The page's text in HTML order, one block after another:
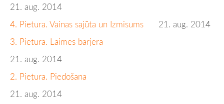
21. aug. 2014
4. Pietura. Vainas sajūta un Izmisums 21. aug. 2014
3. Pietura. Laimes barjera
21. aug. 2014
2. Pietura. Piedošana
21. aug. 2014